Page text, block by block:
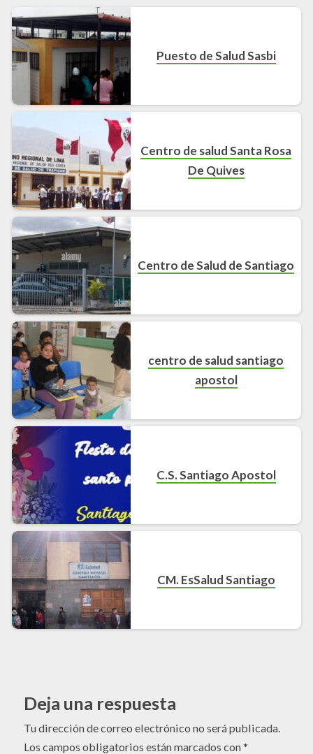
Puesto de Salud Sasbi
Centro de salud Santa Rosa
De Quives
Centro de Salud de Santiago
centro de salud santiago
apostol
C.S. Santiago Apostol
CM. EsSalud Santiago
Deja una respuesta
Tu dirección de correo electrónico no será publicada.
Los campos obligatorios están marcados con*